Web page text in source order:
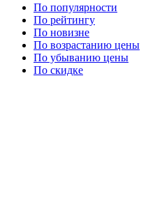
По популярности
По рейтингу
По новизне
По возрастанию цены
По убыванию цены
По скидке